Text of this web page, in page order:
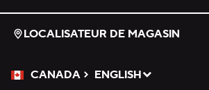
LOCALISATEUR DE MAGASIN
CANADA
Veuillez sélectionner une langue
ENGLISH
Sélectionné